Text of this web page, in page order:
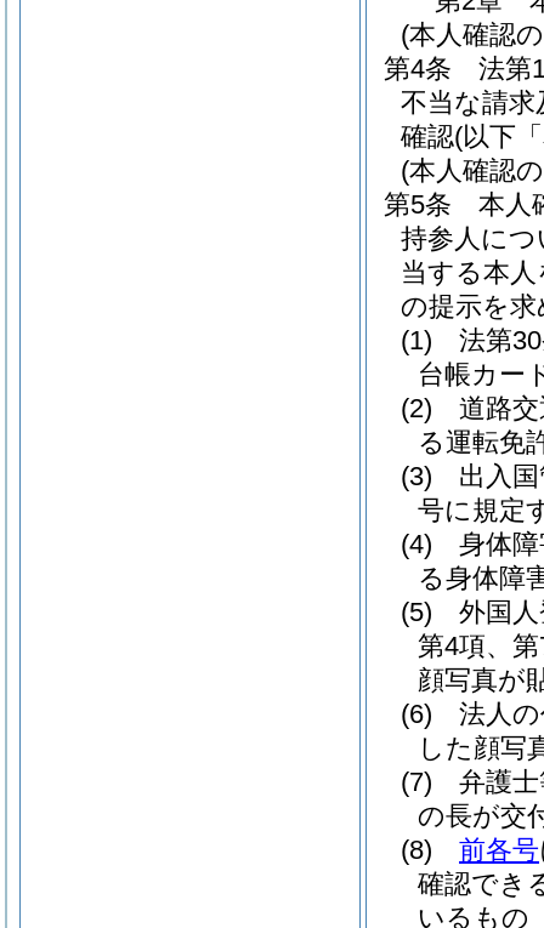
(本人確認
第4条
法第
不当な請
確認(以下
(本人確認
第5条
本人
持参人に
当する本
の提示を
(1)
法第
台帳カー
(2)
道路
る運転免
(3)
出入
号に規定
(4)
身体
る身体障
(5)
外国
第4項、
顔写真が
(6)
法人
した顔写
(7)
弁護
の長が交
(8)
前各号
確認でき
いるもの